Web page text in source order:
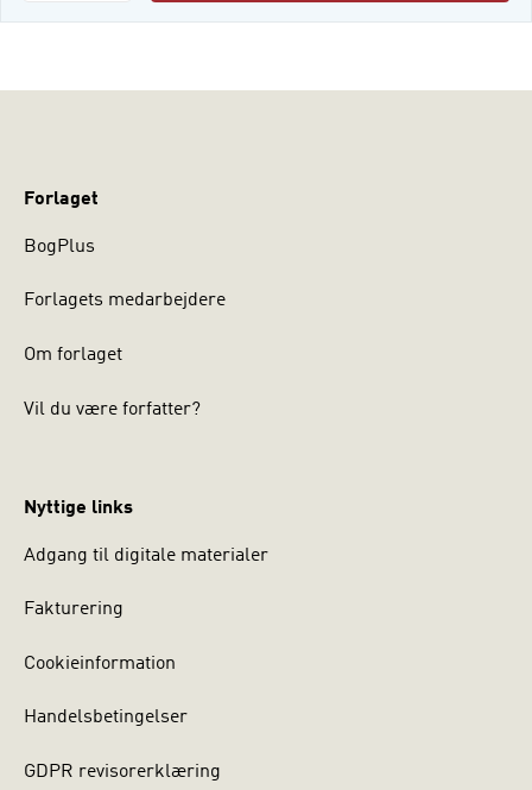
Forlaget
BogPlus
Forlagets medarbejdere
Om forlaget
Vil du være forfatter?
Nyttige links
Adgang til digitale materialer
Fakturering
Cookieinformation
Handelsbetingelser
GDPR revisorerklæring